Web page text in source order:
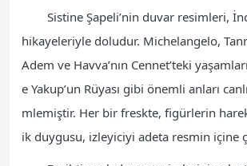
Sistine Şapeli’nin duvar resimleri,
hikayeleriyle doludur. Michelangelo,
Adem ve Havva’nın Cennet’teki
e Yakup’un Rüyası gibi önemli anları
mlemiştir. Her bir freskte, figürlerin
ik duygusu, izleyiciyi adeta resmin içine